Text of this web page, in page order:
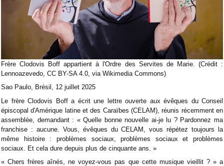
Frère Clodovis Boff appartient à l'Ordre des Servites de Marie. (Crédit :
Lennoazevedo, CC BY-SA 4.0, via Wikimedia Commons)
Sao Paulo, Brésil, 12 juillet 2025
Le frère Clodovis Boff a écrit une lettre ouverte aux évêques du Conseil
épiscopal d'Amérique latine et des Caraïbes (CELAM), réunis récemment en
assemblée, demandant : « Quelle bonne nouvelle ai-je lu ? Pardonnez ma
franchise : aucune. Vous, évêques du CELAM, vous répétez toujours la
même histoire : problèmes sociaux, problèmes sociaux et problèmes
sociaux. Et cela dure depuis plus de cinquante ans. »
« Chers frères aînés, ne voyez-vous pas que cette musique vieillit ? » a